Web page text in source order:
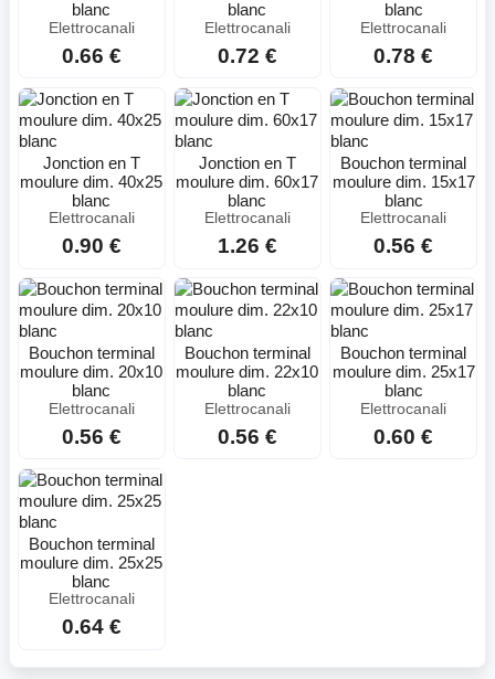
blanc
Elettrocanali
0.66 €
blanc
Elettrocanali
0.72 €
blanc
Elettrocanali
0.78 €
Jonction en T
moulure dim. 40x25
blanc
Elettrocanali
0.90 €
Jonction en T
moulure dim. 60x17
blanc
Elettrocanali
1.26 €
Bouchon terminal
moulure dim. 15x17
blanc
Elettrocanali
0.56 €
Bouchon terminal
moulure dim. 20x10
blanc
Elettrocanali
0.56 €
Bouchon terminal
moulure dim. 22x10
blanc
Elettrocanali
0.56 €
Bouchon terminal
moulure dim. 25x17
blanc
Elettrocanali
0.60 €
Bouchon terminal
moulure dim. 25x25
blanc
Elettrocanali
0.64 €